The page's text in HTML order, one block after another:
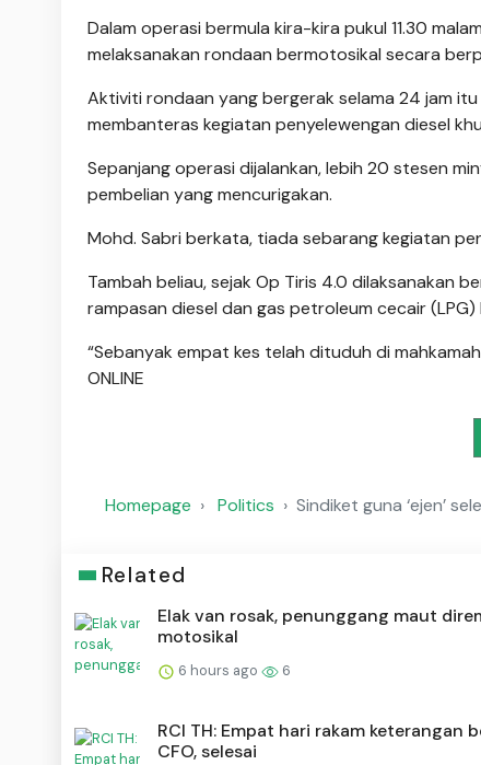
Dalam operasi bermula kira-kira pukul 11.30
melaksanakan rondaan bermotosikal secara
Aktiviti rondaan yang bergerak selama 24 jam
membanteras kegiatan penyelewengan diesel
Sepanjang operasi dijalankan, lebih 20 stesen
pembelian yang mencurigakan.
Mohd. Sabri berkata, tiada sebarang kegiatan
Tambah beliau, sejak Op Tiris 4.0 dilaksanakan
rampasan diesel dan gas petroleum cecair
“Sebanyak empat kes telah dituduh di
ONLINE
Homepage Politics Sindiket guna ‘ejen’
Related
Elak van rosak, penunggang maut
motosikal
6 hours ago 6
RCI TH: Empat hari rakam keterangan
CFO, selesai